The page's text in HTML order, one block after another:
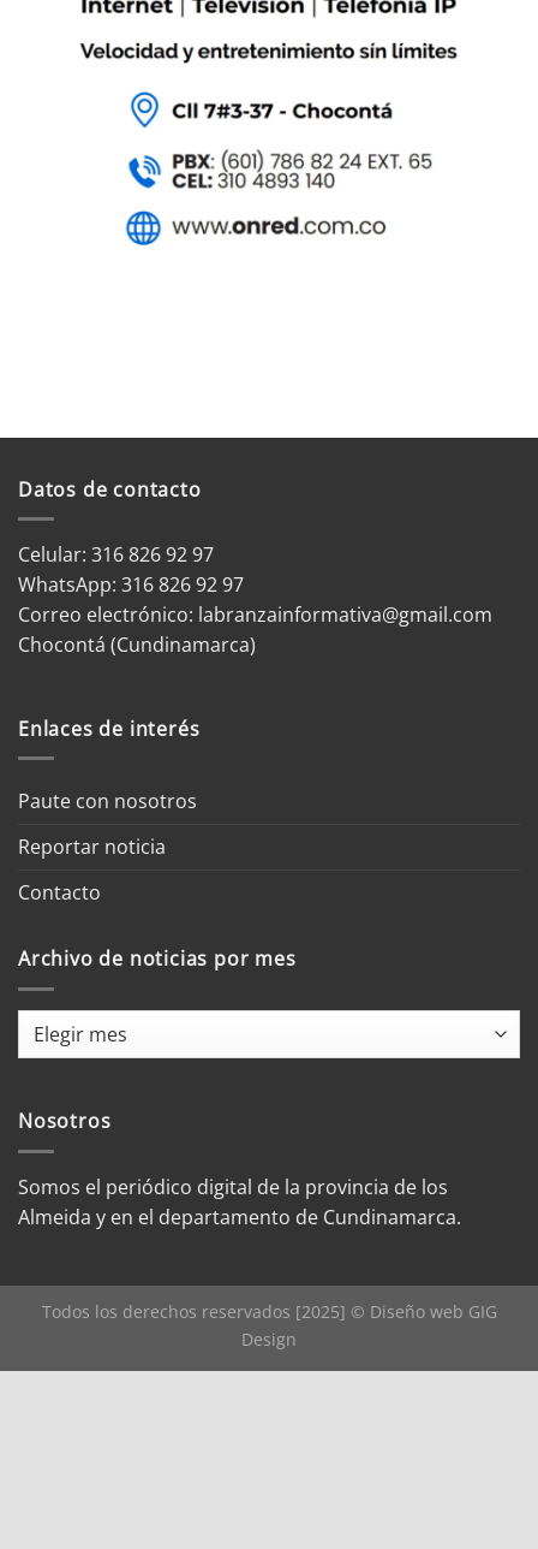
Datos de contacto
Celular: 316 826 92 97
WhatsApp: 316 826 92 97
Correo electrónico: labranzainformativa@gmail.com
Chocontá (Cundinamarca)
Enlaces de interés
Paute con nosotros
Reportar noticia
Contacto
Archivo de noticias por mes
Archivo
mes
Nosotros
Somos el periódico digital de la provincia de los
Almeida y en el departamento de Cundinamarca.
Todos los derechos reservados [2025] © Diseño web GIG
Design